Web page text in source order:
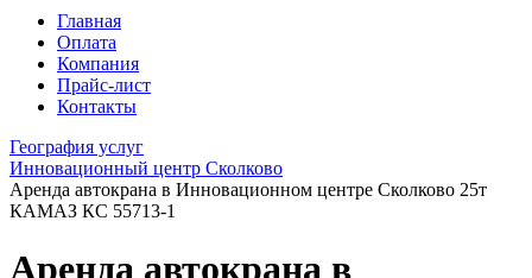
Главная
Оплата
Компания
Прайс-лист
Контакты
География услуг
Инновационный центр Сколково
Аренда автокрана в Инновационном центре Сколково 25т
КАМАЗ КС 55713-1
Аренда автокрана в